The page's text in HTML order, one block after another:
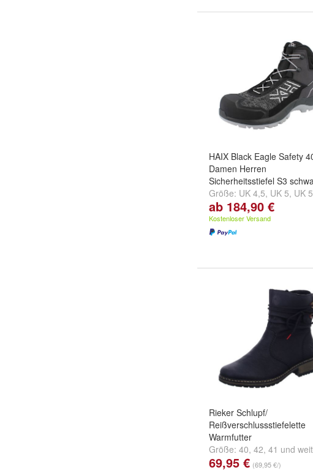
HAIX Black Eagle Safety
Damen Herren
Sicherheitsstiefel S3
Größe: UK 4,5, UK 5, UK
und weitere ...
ab 184,90 €
Kostenloser Versand
Rieker Schlupf/
Reißverschlussstiefelette
Warmfutter
Größe: 40, 42, 41 und
...
69,95 € (69,95 €/)